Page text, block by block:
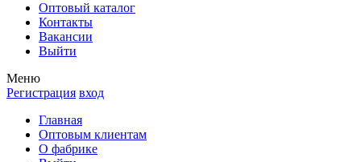
Оптовый каталог
Контакты
Вакансии
Выйти
Меню
Регистрация вход
Главная
Оптовым клиентам
О фабрике